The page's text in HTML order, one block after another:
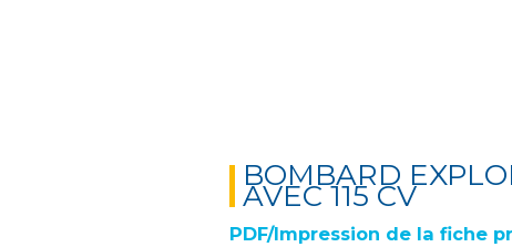
BOMBARD
AVEC 115 CV
PDF/Impression de la fiche